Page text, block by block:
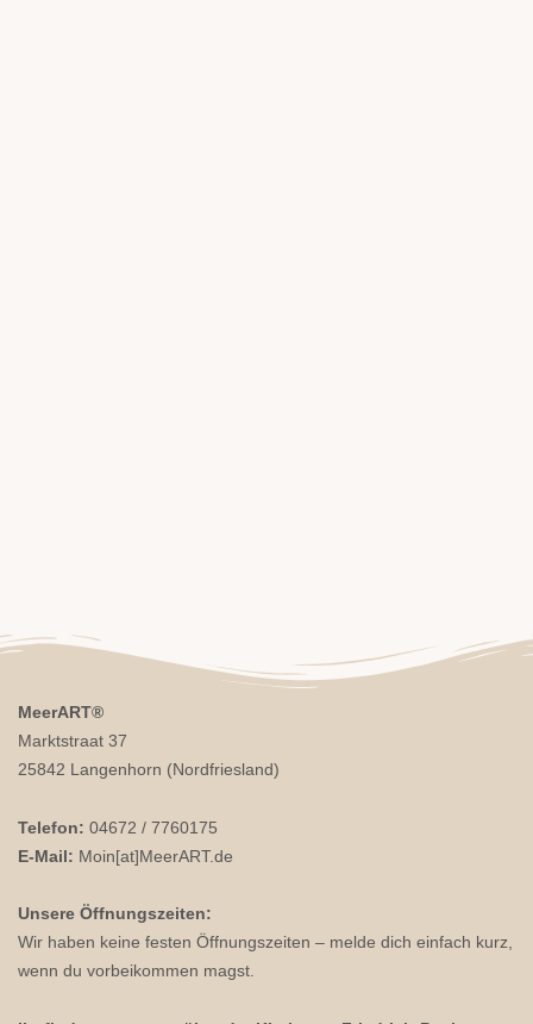
MeerART®
Marktstraat 37
25842 Langenhorn (Nordfriesland)
Telefon: 04672 / 7760175
E-Mail: Moin[at]MeerART.de
Unsere Öffnungszeiten:
Wir haben keine festen Öffnungszeiten – melde dich einfach kurz,
wenn du vorbeikommen magst.